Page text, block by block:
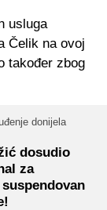
usluga
Čelik na ovoj
također zbog
donijela
dosudio
za